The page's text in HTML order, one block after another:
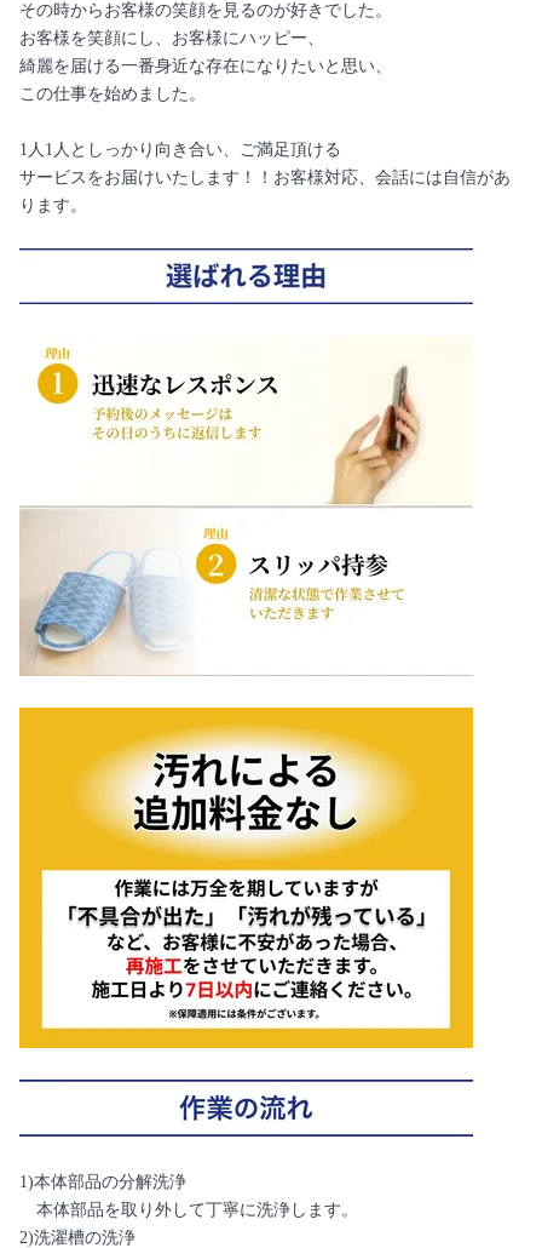
その時からお客様の笑顔を見るのが好きでした。
お客様を笑顔にし、お客様にハッピー、
綺麗を届ける一番身近な存在になりたいと思い、
この仕事を始めました。
1人1人としっかり向き合い、ご満足頂ける
サービスをお届けいたします！！お客様対応、会話には自信があ
ります。
1)本体部品の分解洗浄
本体部品を取り外して丁寧に洗浄します。
2)洗濯槽の洗浄